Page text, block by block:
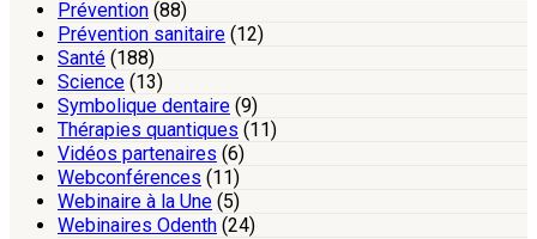
Prévention (88)
Prévention sanitaire (12)
Santé (188)
Science (13)
Symbolique dentaire (9)
Thérapies quantiques (11)
Vidéos partenaires (6)
Webconférences (11)
Webinaire à la Une (5)
Webinaires Odenth (24)